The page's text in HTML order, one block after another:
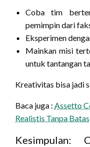
Coba tim
pemimpin dari
Eksperimen
Mainkan misi
untuk tantangan
Kreativitas bisa jadi
Baca juga : Assetto
Realistis Tanpa Batas
Kesimpulan: